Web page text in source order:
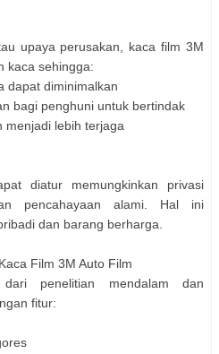
upaya perusakan, kaca film 3M
kaca sehingga:
dapat diminimalkan
bagi penghuni untuk bertindak
menjadi lebih terjaga
diatur memungkinkan privasi
pencahayaan alami. Hal ini
dan barang berharga.
Film 3M Auto Film
penelitian mendalam dan
fitur: